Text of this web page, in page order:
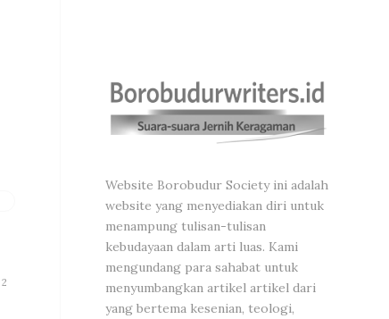
Website Borobudur Society ini adalah
website yang menyediakan diri untuk
menampung tulisan-tulisan
kebudayaan dalam arti luas. Kami
mengundang para sahabat untuk
menyumbangkan artikel artikel dari
yang bertema kesenian, teologi,